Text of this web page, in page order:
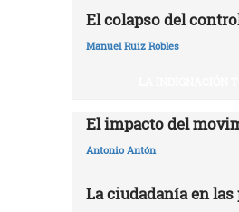
El colapso del
Manuel Ruiz Robles
El impacto del
Antonio Antón
La ciudadanía en las